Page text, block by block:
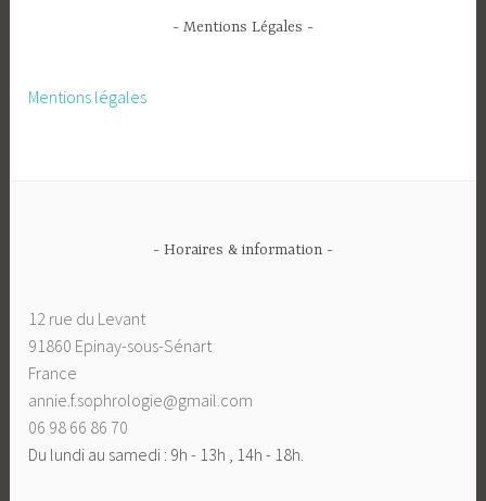
- Mentions Légales -
Mentions légales
- Horaires & information -
12 rue du Levant
91860 Epinay-sous-Sénart
France
annie.f.sophrologie@gmail.com
06 98 66 86 70
Du lundi au samedi : 9h - 13h , 14h - 18h.